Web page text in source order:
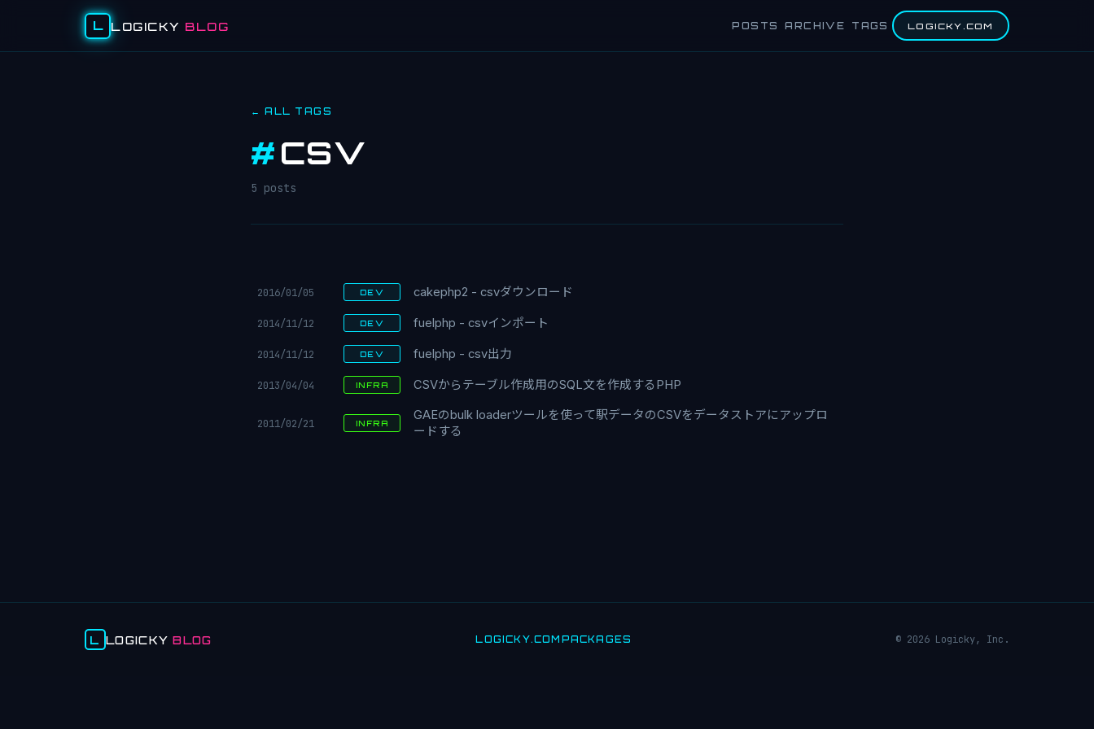
L LOGICKY BLOG POSTS ARCHIVE TAGS LOGICKY.COM
← ALL TAGS
#CSV
5 posts
2016/01/05 DEV cakephp2 - csvダウンロード
2014/11/12 DEV fuelphp - csvインポート
2014/11/12 DEV fuelphp - csv出力
2013/04/04 INFRA CSVからテーブル作成用のSQL文を作成するPHP
2011/02/21 INFRA
GAEのbulk loaderツールを使って駅データのCSVをデータストアにアップロ
ードする
L LOGICKYBLOG LOGICKY.COM PACKAGES © 2026 Logicky, Inc.